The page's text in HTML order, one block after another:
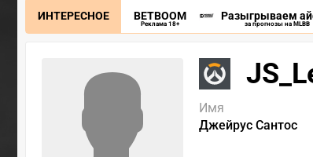
ИНТЕРЕСНОЕ BETBOOM
Реклама 18+
Разыгрываем
за прогнозы на MLBB
Имя
Джейрус Сантос